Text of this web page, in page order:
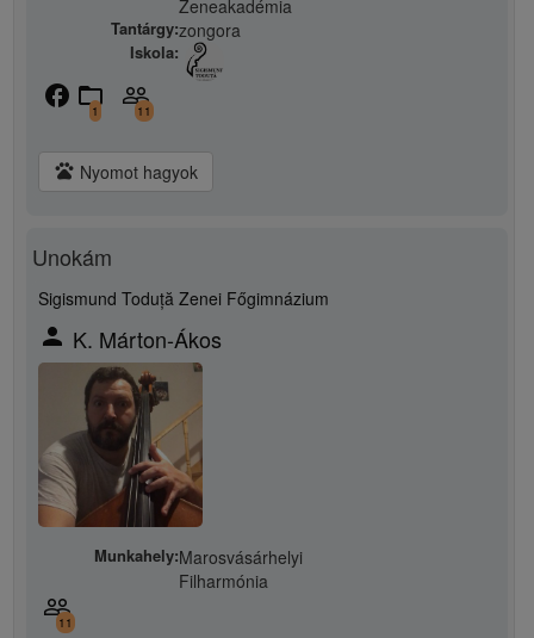
Zeneakadémia
Tantárgy:zongora
Iskola:
facebook folder_open
1
people_outline
11
pets Nyomot hagyok
Unokám
Sigismund Toduță Zenei Főgimnázium
person K. Márton-Ákos
Munkahely:Marosvásárhelyi
Filharmónia
people_outline
11